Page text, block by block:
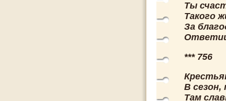
Ты
Такого
За
*** 756
В сезон,
Там